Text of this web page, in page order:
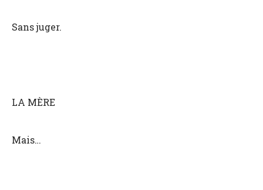
Sans juger.
LA MÈRE
Mais…